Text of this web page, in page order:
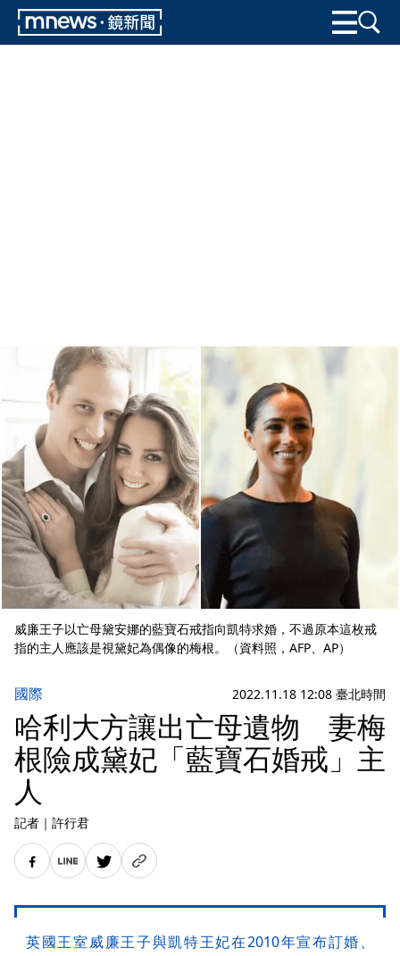
威廉王子以亡母黛安娜的藍寶石戒指向凱特求婚，不過原本這枚戒
指的主人應該是視黛妃為偶像的梅根。（資料照，AFP、AP）
國際 2022.11.18 12:08 臺北時間
哈利大方讓出亡母遺物 妻梅
根險成黛妃「藍寶石婚戒」主
人
記者 ｜ 許行君
英國王室威廉王子與凱特王妃在2010年宣布訂婚、